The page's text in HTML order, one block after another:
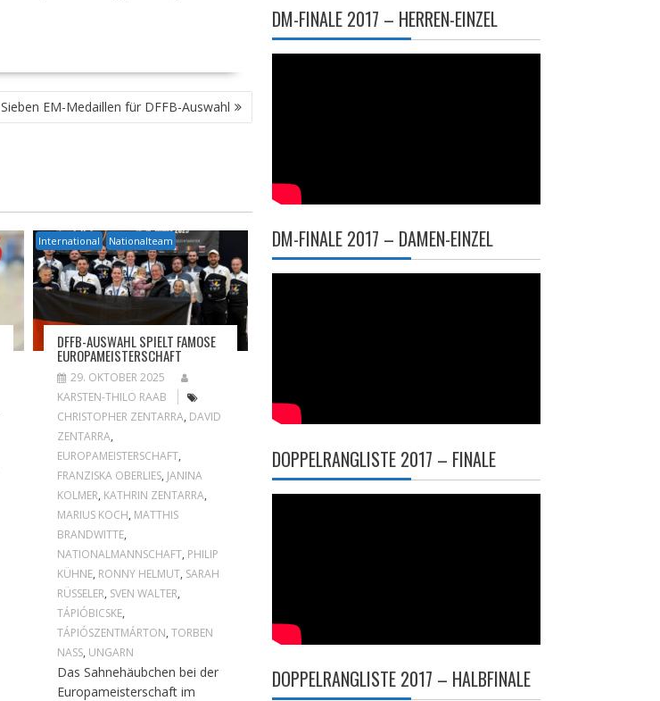
Sieben EM-Medaillen für DFFB-Auswahl
International Nationalteam
DFFB-AUSWAHL SPIELT FAMOSE
EUROPAMEISTERSCHAFT
29. OKTOBER 2025
KARSTEN-THILO RAAB
CHRISTOPHER ZENTARRA, DAVID
ZENTARRA,
EUROPAMEISTERSCHAFT,
FRANZISKA OBERLIES, JANINA
KOLMER, KATHRIN ZENTARRA,
MARIUS KOCH, MATTHIS
BRANDWITTE,
NATIONALMANNSCHAFT, PHILIP
KÜHNE, RONNY HELMUT, SARAH
RÜSSELER, SVEN WALTER,
TÁPIÓBICSKE,
TÁPIÓSZENTMÁRTON,TORBEN
NASS, UNGARN
Das Sahnehäubchen bei der
Europameisterschaft im
DM-FINALE 2017 – HERREN-EINZEL
DM-FINALE 2017 – DAMEN-EINZEL
DOPPELRANGLISTE 2017 – FINALE
DOPPELRANGLISTE 2017 – HALBFINALE